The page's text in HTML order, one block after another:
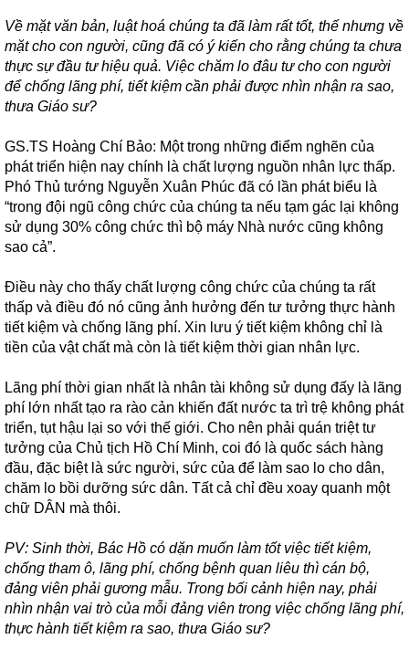
Về mặt văn bản, luật hoá chúng ta đã làm rất tốt, thế nhưng về
mặt cho con người, cũng đã có ý kiến cho rằng chúng ta chưa
thực sự đầu tư hiệu quả. Việc chăm lo đâu tư cho con người
để chống lãng phí, tiết kiệm cần phải được nhìn nhận ra sao,
thưa Giáo sư?
GS.TS Hoàng Chí Bảo: Một trong những điểm nghẽn của
phát triển hiện nay chính là chất lượng nguồn nhân lực thấp.
Phó Thủ tướng Nguyễn Xuân Phúc đã có lần phát biểu là
“trong đội ngũ công chức của chúng ta nếu tạm gác lại không
sử dụng 30% công chức thì bộ máy Nhà nước cũng không
sao cả”.
Điều này cho thấy chất lượng công chức của chúng ta rất
thấp và điều đó nó cũng ảnh hưởng đến tư tưởng thực hành
tiết kiệm và chống lãng phí. Xin lưu ý tiết kiệm không chỉ là
tiền của vật chất mà còn là tiết kiệm thời gian nhân lực.
Lãng phí thời gian nhất là nhân tài không sử dụng đấy là lãng
phí lớn nhất tạo ra rào cản khiến đất nước ta trì trệ không phát
triển, tụt hậu lại so với thế giới. Cho nên phải quán triệt tư
tưởng của Chủ tịch Hồ Chí Minh, coi đó là quốc sách hàng
đầu, đặc biệt là sức người, sức của để làm sao lo cho dân,
chăm lo bồi dưỡng sức dân. Tất cả chỉ đều xoay quanh một
chữ DÂN mà thôi.
PV: Sinh thời, Bác Hồ có dặn muốn làm tốt việc tiết kiệm,
chống tham ô, lãng phí, chống bệnh quan liêu thì cán bộ,
đảng viên phải gương mẫu. Trong bối cảnh hiện nay, phải
nhìn nhận vai trò của mỗi đảng viên trong việc chống lãng phí,
thực hành tiết kiệm ra sao, thưa Giáo sư?